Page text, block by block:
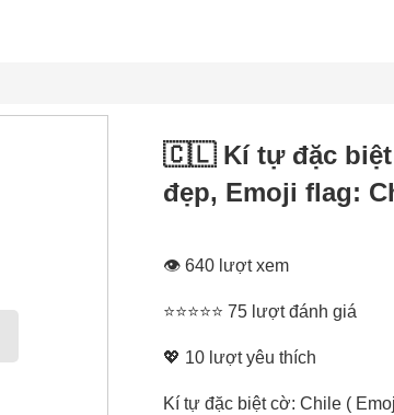
🇨🇱 Kí tự đặc biệt
đẹp, Emoji flag:
👁 640 lượt xem
⭐⭐⭐⭐⭐ 75 lượt đánh giá
💖 10 lượt yêu thích
Kí tự đặc biệt cờ: Chile (